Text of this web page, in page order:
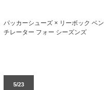
パッカーシューズ × リーボック ベン
チレーター フォー シーズンズ
5/23